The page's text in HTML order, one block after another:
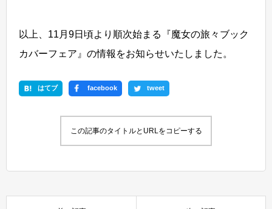
以上、11月9日頃より順次始まる『魔女の旅々ブック
カバーフェア』の情報をお知らせいたしました。
はてブ facebook tweet
この記事のタイトルとURLをコピーする